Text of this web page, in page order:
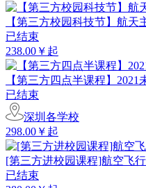
【第三方校园科技节】航天
已结束
238.00￥起
【第三方四点半课程】2021
已结束
深圳各学校
298.00￥起
[第三方进校园课程]航空飞
已结束